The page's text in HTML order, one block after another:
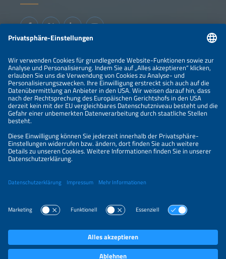
Informationen
IMPRESSUM
KONTAKT
ÜBER UNS
VERANSTALTER
PREISÜBERSICHT
DATENSCHUTZERKLÄRUNG